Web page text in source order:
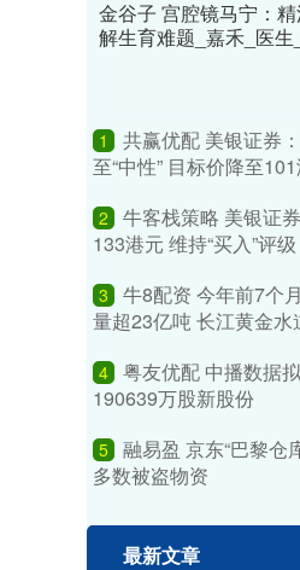
金谷子 宫腔镜马宁：
解生育难题_嘉禾_医生
1
共赢优配 美银证券
至“中性” 目标价降至
2
牛客栈策略 美银证
133港元 维持“买入”评级
3
牛8配资 今年前7个
量超23亿吨 长江黄金水
4 粤友优配 中播数据
190639万股新股份
5 融易盈 京东“巴黎仓
多数被盗物资
最新文章